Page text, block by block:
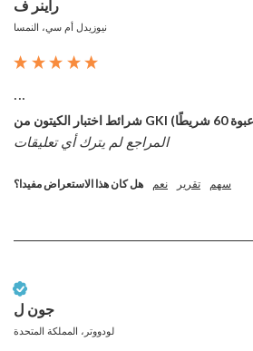
راينر ف
نيوزيدل أم سي، النمسا
المراجع لم يترك أي تعليقات
هل كان هذا الاستعراض مفيدا؟ نعم تقرير سهم
جون ل
لودووتر، المملكة المتحدة